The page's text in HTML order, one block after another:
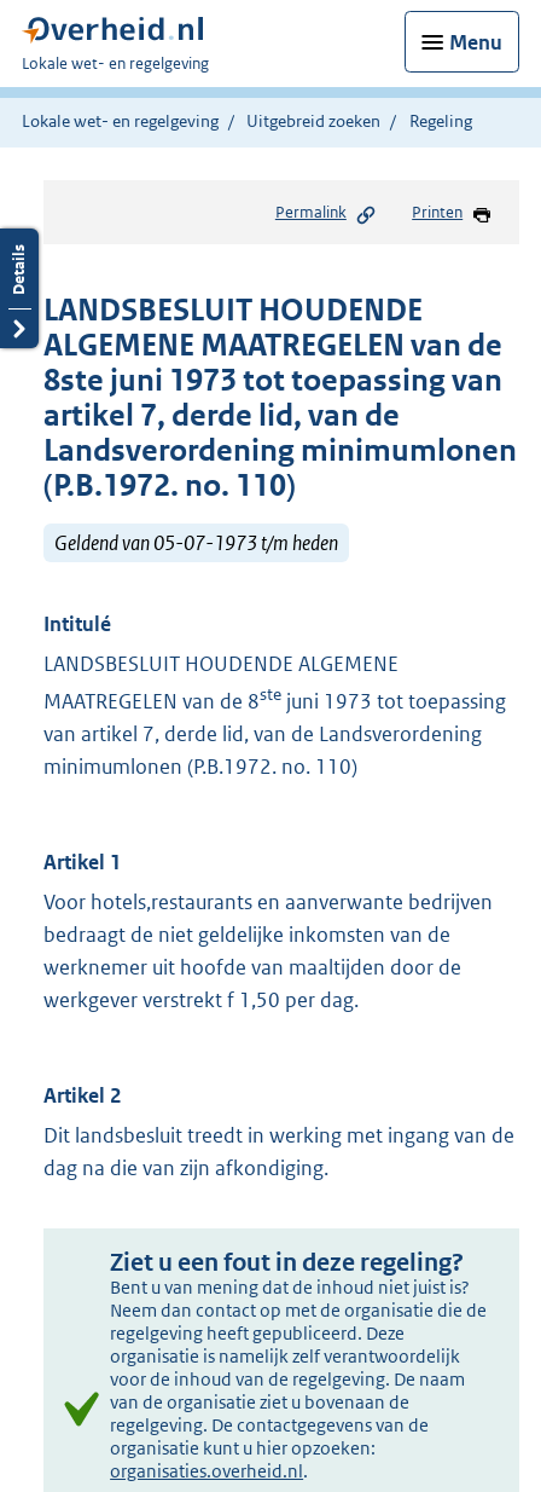
Menu
U
bent
hier:
Lokale wet- en regelgeving
Lokale wet- en regelgeving Uitgebreid zoeken Regeling
Permalink Printen
LANDSBESLUIT HOUDENDE
ALGEMENE MAATREGELEN van de
8ste juni 1973 tot toepassing van
artikel 7, derde lid, van de
Landsverordening minimumlonen
(P.B.1972. no. 110)
Geldend van 05-07-1973 t/m heden
Intitulé
LANDSBESLUIT HOUDENDE ALGEMENE
MAATREGELEN van de 8ste juni 1973 tot toepassing
van artikel 7, derde lid, van de Landsverordening
minimumlonen (P.B.1972. no. 110)
Artikel 1
Voor hotels,restaurants en aanverwante bedrijven
bedraagt de niet geldelijke inkomsten van de
werknemer uit hoofde van maaltijden door de
werkgever verstrekt f 1,50 per dag.
Artikel 2
Dit landsbesluit treedt in werking met ingang van de
dag na die van zijn afkondiging.
Ziet u een fout in deze regeling?
Bent u van mening dat de inhoud niet juist is?
Neem dan contact op met de organisatie die de
regelgeving heeft gepubliceerd. Deze
organisatie is namelijk zelf verantwoordelijk
voor de inhoud van de regelgeving. De naam
van de organisatie ziet u bovenaan de
regelgeving. De contactgegevens van de
organisatie kunt u hier opzoeken:
organisaties.overheid.nl.